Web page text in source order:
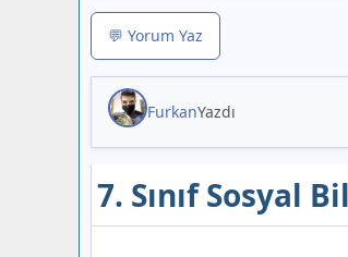
💬 Yorum Yaz
FurkanYazdı
7. Sınıf Sosyal